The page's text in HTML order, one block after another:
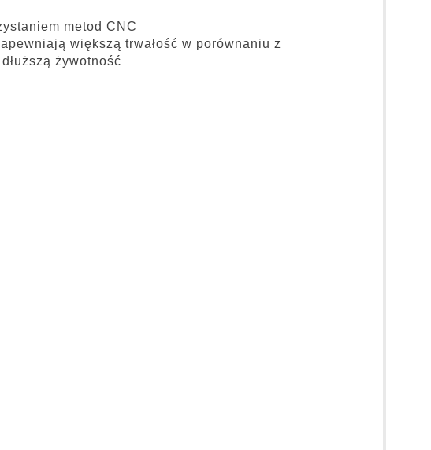
metod CNC
większą trwałość w porównaniu z
żywotność